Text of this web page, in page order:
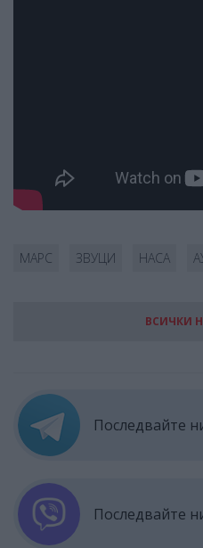
МАРС ЗВУЦИ НАСА
ВСИЧКИ
Последвайте
Последвайте